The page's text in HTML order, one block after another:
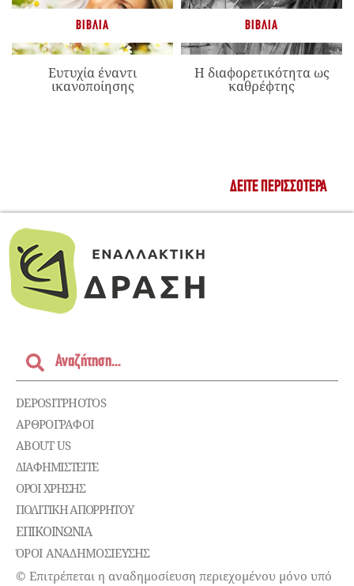
ΒΙΒΛΊΑ
Ευτυχία έναντι
ικανοποίησης
ΒΙΒΛΊΑ
Η διαφορετικότητα ως
καθρέφτης
ΔΕΊΤΕ ΠΕΡΙΣΣΌΤΕΡΑ
DEPOSITPHOTOS
ΑΡΘΡΟΓΡΑΦΟΙ
ABOUT US
ΔΙΑΦΗΜΙΣΤΕΊΤΕ
ΌΡΟΙ ΧΡΉΣΗΣ
ΠΟΛΙΤΙΚΉ ΑΠΟΡΡΉΤΟΥ
ΕΠΙΚΟΙΝΩΝΊΑ
ΌΡΟΙ ΑΝΑΔΗΜΟΣΙΕΥΣΗΣ
© Επιτρέπεται η αναδημοσίευση περιεχομένου μόνο υπό